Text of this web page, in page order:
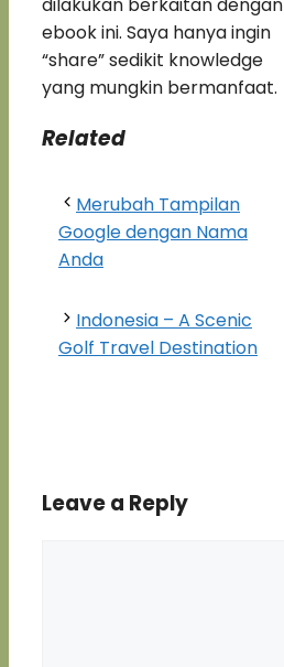
ebook ini. Saya hanya ingin
“share” sedikit knowledge
yang mungkin bermanfaat.
Related
Merubah Tampilan
Google dengan Nama
Anda
Indonesia – A Scenic
Golf Travel Destination
Leave a Reply